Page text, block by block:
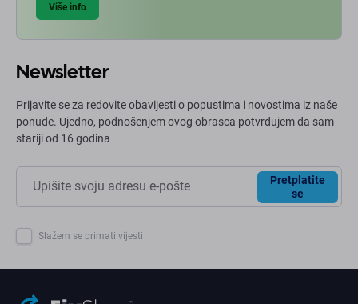
Više info
Newsletter
Prijavite se za redovite obavijesti o popustima i novostima iz naše
ponude. Ujedno, podnošenjem ovog obrasca potvrđujem da sam
stariji od 16 godina
Pretplatite
se
Slažem se primati vijesti